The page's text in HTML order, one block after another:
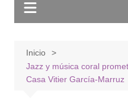
Inicio
Jazz y música coral
Casa Vitier García-Marruz